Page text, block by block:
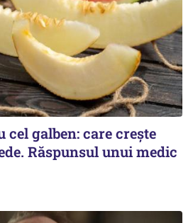
cel galben: care crește
Răspunsul unui medic